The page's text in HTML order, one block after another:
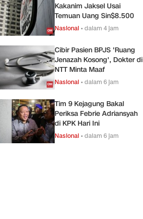
Kakanim Jaksel Usai
Temuan Uang Sin$8.500
Nasional •dalam 4 jam
Cibir Pasien BPJS 'Ruang
Jenazah Kosong', Dokter di
NTT Minta Maaf
Nasional •dalam 6 jam
Tim 9 Kejagung Bakal
Periksa Febrie Adriansyah
di KPK Hari Ini
Nasional •dalam 6 jam